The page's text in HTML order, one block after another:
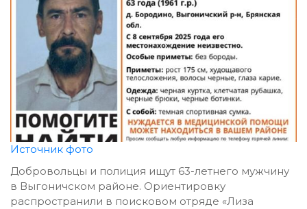
Источник фото
Добровольцы и полиция ищут 63-летнего мужчину
в Выгоничском районе. Ориентировку
распространили в поисковом отряде «Лиза